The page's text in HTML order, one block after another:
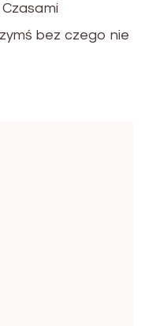
bez czego nie